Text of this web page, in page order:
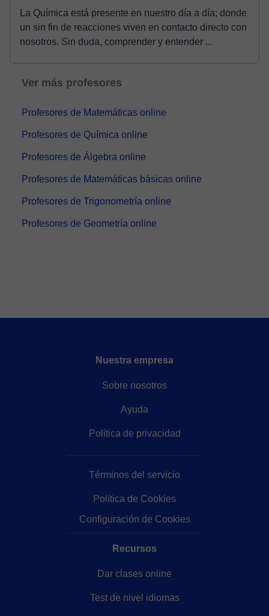
La Química está presente en nuestro día a día; donde
un sin fin de reacciones viven en contacto directo con
nosotros. Sin duda, comprender y entender ...
Ver más profesores
Profesores de Matemáticas online
Profesores de Química online
Profesores de Álgebra online
Profesores de Matemáticas básicas online
Profesores de Trigonometría online
Profesores de Geometría online
Nuestra empresa
Sobre nosotros
Ayuda
Política de privacidad
Términos del servicio
Política de Cookies
Configuración de Cookies
Recursos
Dar clases online
Test de nivel idiomas